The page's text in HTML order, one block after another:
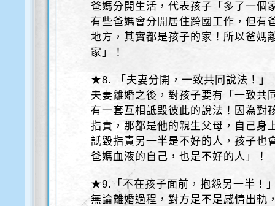
爸媽分開生活，代表孩子「多了一個
有些爸媽會分開居住跨國工作，但有
地方，其實都是孩子的家！所以爸媽
家」！
★8. 「夫妻分開，一致共同說法！」
夫妻離婚之後，對孩子要有「一致共
有一套互相詆毁彼此的說法！因為對
指責，那都是他的親生父母，自己身
詆毀指責另一半是不好的人，孩子也
爸媽血液的自己，也是不好的人」！
★9.「不在孩子面前，抱怨另一半！
無論離婚過程，對方是不是感情出軌